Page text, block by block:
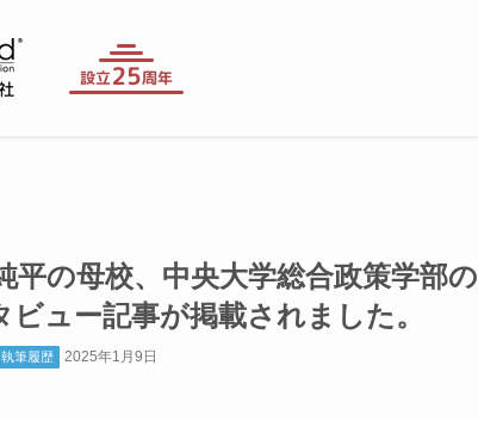
平の母校、中央大学総合政策学部
ュー記事が掲載されました。
筆履歴 2025年1月9日